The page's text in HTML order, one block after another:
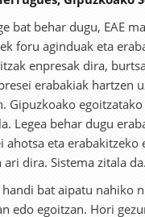
bat behar dugu, EAE
foru aginduak eta
enpresak dira,
erabakiak hartzen
Gipuzkoako
Legea behar dugu
ahotsa eta
ari dira. Sistema zitala da.
handi bat aipatu nahiko
edo egoitzan. Hori